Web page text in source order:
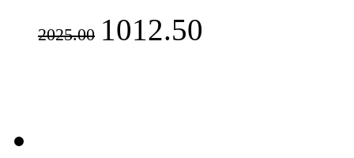
2025.00 1012.50